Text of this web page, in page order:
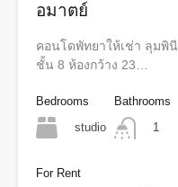
อมาตย์
คอนโดพัทยาให้เช่า ลุมพิ
ชั้น 8 ห้องกว้าง 23…
Bedrooms
studio
Bathrooms
1
For Rent